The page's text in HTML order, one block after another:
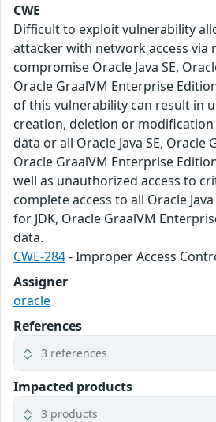
CWE
Difficult to exploit vulnerability
attacker with network access via
compromise Oracle Java SE,
Oracle GraalVM Enterprise
of this vulnerability can result in
creation, deletion or modification
data or all Oracle Java SE, Oracle
Oracle GraalVM Enterprise
well as unauthorized access to
complete access to all Oracle
for JDK, Oracle GraalVM
data.
CWE-284- Improper Access
Assigner
oracle
References
3 references
Impacted products
3 products